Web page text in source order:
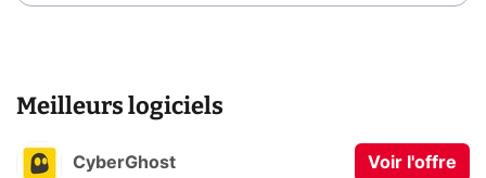
Meilleurs logiciels
CyberGhost Voir l'offre